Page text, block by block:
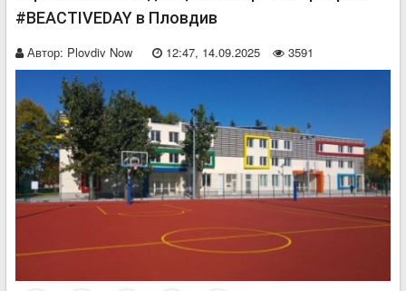
#BEACTIVEDAY в Пловдив
Автор: Plovdiv Now 12:47, 14.09.2025 3591